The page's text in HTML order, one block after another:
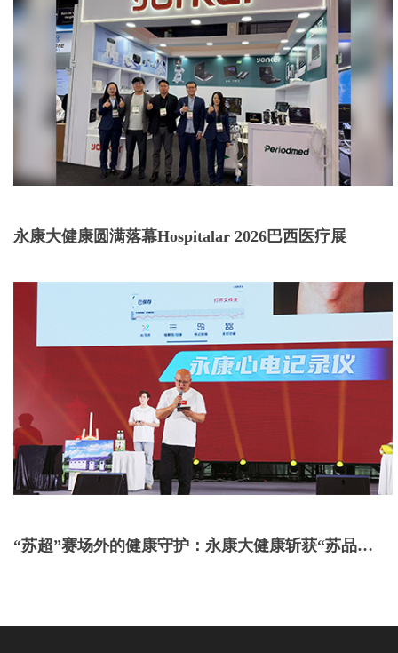
永康大健康圆满落幕Hospitalar 2026巴西医疗展
“苏超”赛场外的健康守护：永康大健康斩获“苏品苏